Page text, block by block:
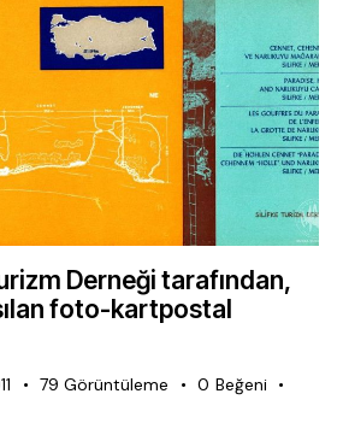
Derneği tarafından,
foto-kartpostal
79 Görüntüleme 0 Beğeni